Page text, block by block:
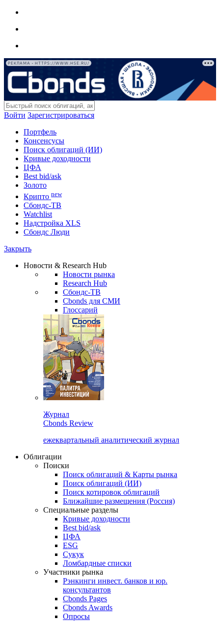
РЕКЛАМА • HTTPS://WWW.HSE.RU/
Войти Зарегистрироваться
Портфель
Консенсусы
Поиск облигаций (ИИ)
Кривые доходности
ЦФА
Best bid/ask
Золото
Крипто new
Сбондс-ТВ
Watchlist
Надстройка XLS
Сбондс Люди
Закрыть
Новости & Research Hub
Новости рынка
Research Hub
Сбондс-ТВ
Cbonds для СМИ
Глоссарий
Журнал
Cbonds Review
ежеквартальный аналитический журнал
Облигации
Поиски
Поиск облигаций & Карты рынка
Поиск облигаций (ИИ)
Поиск котировок облигаций
Ближайшие размещения (Россия)
Специальные разделы
Кривые доходности
Best bid/ask
ЦФА
ESG
Сукук
Ломбардные списки
Участники рынка
Рэнкинги инвест. банков и юр.
консультантов
Cbonds Pages
Cbonds Awards
Опросы